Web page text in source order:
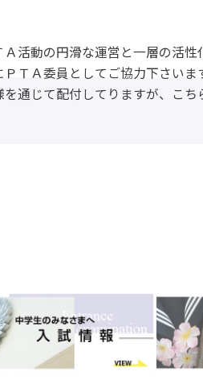
活動の円滑な運営と一層の活性
ＴＡ委員としてご協力下さいま
通じて配付してりますが、こち